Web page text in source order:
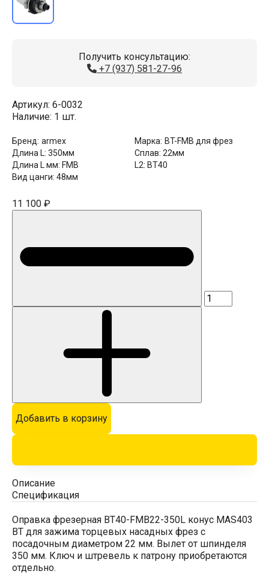
Получить консультацию:
+7 (937) 581-27-96
Артикул: 6-0032
Наличие: 1 шт.
Бренд: armex Марка: BT-FMB для фрез
Длина L: 350мм Сплав: 22мм
Длина L мм: FMB L2: BT40
Вид цанги: 48мм
11 100 ₽
Добавить в корзину
Описание
Спецификация
Оправка фрезерная BT40-FMB22-350L конус MAS403
BT для зажима торцевых насадных фрез с
посадочным диаметром 22 мм. Вылет от шпинделя
350 мм. Ключ и штревель к патрону приобретаются
отдельно.